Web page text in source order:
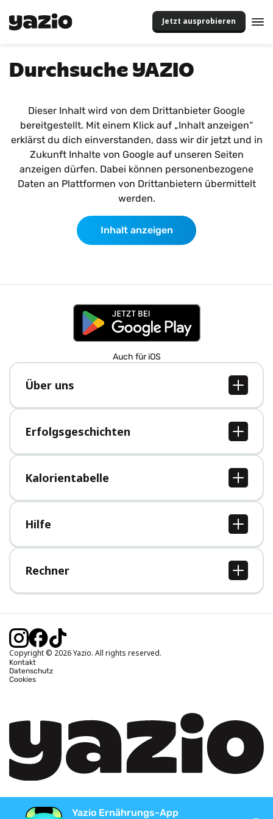
Jetzt ausprobieren
Durchsuche YAZIO
Dieser Inhalt wird von dem Drittanbieter Google
bereitgestellt. Mit einem Klick auf „Inhalt anzeigen“
erklärst du dich einverstanden, dass wir dir jetzt und in
Zukunft Inhalte von Google auf unseren Seiten
anzeigen dürfen. Dabei können personenbezogene
Daten an Plattformen von Drittanbietern übermittelt
werden.
Inhalt anzeigen
Auch für iOS
Über uns
Über uns
Jobs
Presse
Erfolgsgeschichten
Alle Erfolgsgeschichten
Kalorientabelle
Alle Kalorientabellen
Hilfe
Hilfe-Bereich
Rechner
BMI Rechner
Idealgewicht berechnen
Kalorienverbrauch berechnen
Copyright © 2026 Yazio. All rights reserved.
Kontakt
Datenschutz
Cookies
Yazio Ernährungs-App